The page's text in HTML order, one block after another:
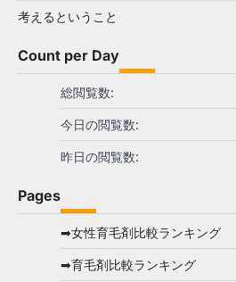
考えるということ
Count per Day
総閲覧数:
今日の閲覧数:
昨日の閲覧数:
Pages
➡女性育毛剤比較ランキング
➡育毛剤比較ランキング